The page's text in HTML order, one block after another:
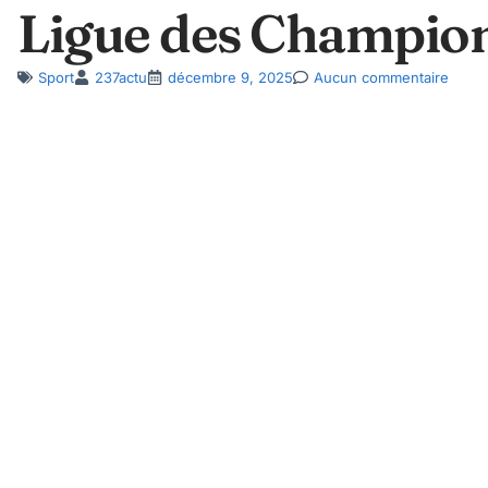
Ligue des
Sport 237actu décembre 9, 2025 Aucun commentaire